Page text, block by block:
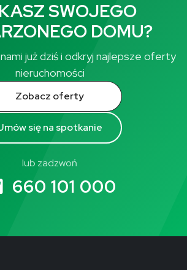
SWOJEGO
DOMU?
już dziś i odkryj najlepsze oferty
nieruchomości
Zobacz oferty
się na spotkanie
lub zadzwoń
660 101 000